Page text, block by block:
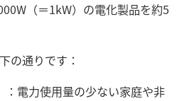
（＝1kW）の電化製品を約5
の通りです：
：電力使用量の少ない家庭や非